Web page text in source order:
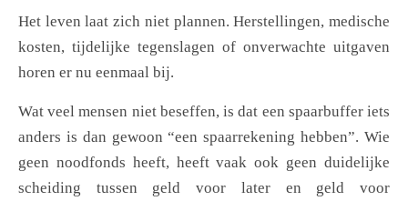
Het leven laat zich niet plannen. Herstellingen, medische
kosten, tijdelijke tegenslagen of onverwachte uitgaven
horen er nu eenmaal bij.
Wat veel mensen niet beseffen, is dat een spaarbuffer iets
anders is dan gewoon “een spaarrekening hebben”. Wie
geen noodfonds heeft, heeft vaak ook geen duidelijke
scheiding tussen geld voor later en geld voor